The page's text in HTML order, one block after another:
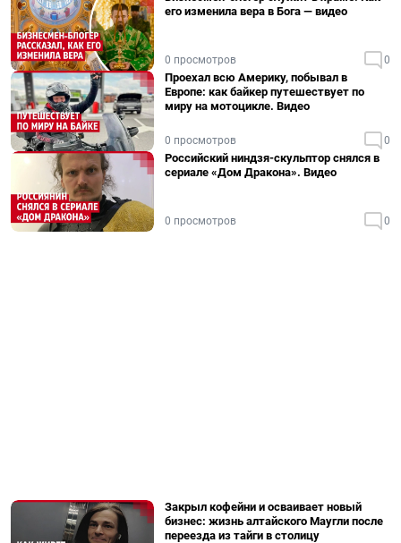
его изменила вера в Бога — видео
0 просмотров 0
Проехал всю Америку, побывал в
Европе: как байкер путешествует по
миру на мотоцикле. Видео
0 просмотров 0
Российский ниндзя-скульптор снялся в
сериале «Дом Дракона». Видео
0 просмотров 0
Закрыл кофейни и осваивает новый
бизнес: жизнь алтайского Маугли после
переезда из тайги в столицу